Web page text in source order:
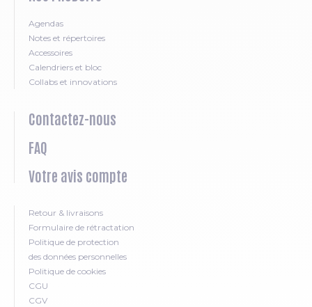
Agendas
Notes et répertoires
Accessoires
Calendriers et bloc
Collabs et innovations
Contactez-nous
FAQ
Votre avis compte
Retour & livraisons
Formulaire de rétractation
Politique de protection
des données personnelles
Politique de cookies
CGU
CGV